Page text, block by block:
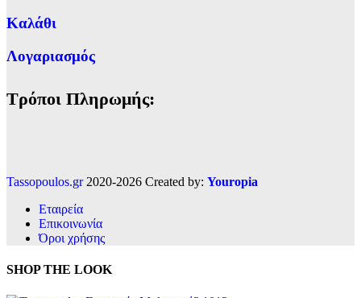
Καλάθι
Λογαριασμός
Τρόποι Πληρωμής:
Tassopoulos.gr2020-2026 Created by: Youropia
Εταιρεία
Επικοινωνία
Όροι χρήσης
SHOP THE LOOK